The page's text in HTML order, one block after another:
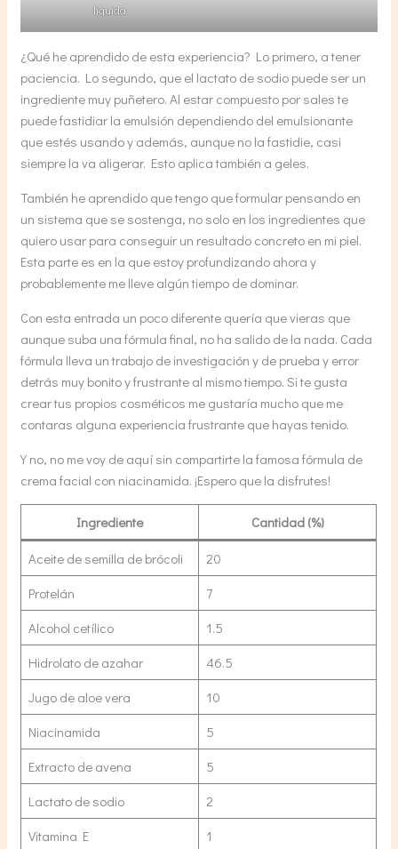
líquida
¿Qué he aprendido de esta experiencia? Lo primero, a tener
paciencia. Lo segundo, que el lactato de sodio puede ser un
ingrediente muy puñetero. Al estar compuesto por sales te
puede fastidiar la emulsión dependiendo del emulsionante
que estés usando y además, aunque no la fastidie, casi
siempre la va aligerar. Esto aplica también a geles.
También he aprendido que tengo que formular pensando en
un sistema que se sostenga, no solo en los ingredientes que
quiero usar para conseguir un resultado concreto en mi piel.
Esta parte es en la que estoy profundizando ahora y
probablemente me lleve algún tiempo de dominar.
Con esta entrada un poco diferente quería que vieras que
aunque suba una fórmula final, no ha salido de la nada. Cada
fórmula lleva un trabajo de investigación y de prueba y error
detrás muy bonito y frustrante al mismo tiempo. Si te gusta
crear tus propios cosméticos me gustaría mucho que me
contaras alguna experiencia frustrante que hayas tenido.
Y no, no me voy de aquí sin compartirte la famosa fórmula de
crema facial con niacinamida. ¡Espero que la disfrutes!
Ingrediente Cantidad (%)
Aceite de semilla de brócoli
20
Protelán
7
Alcohol cetílico
1.5
Hidrolato de azahar
46.5
Jugo de aloe vera
10
Niacinamida
5
Extracto de avena
5
Lactato de sodio
2
Vitamina E
1